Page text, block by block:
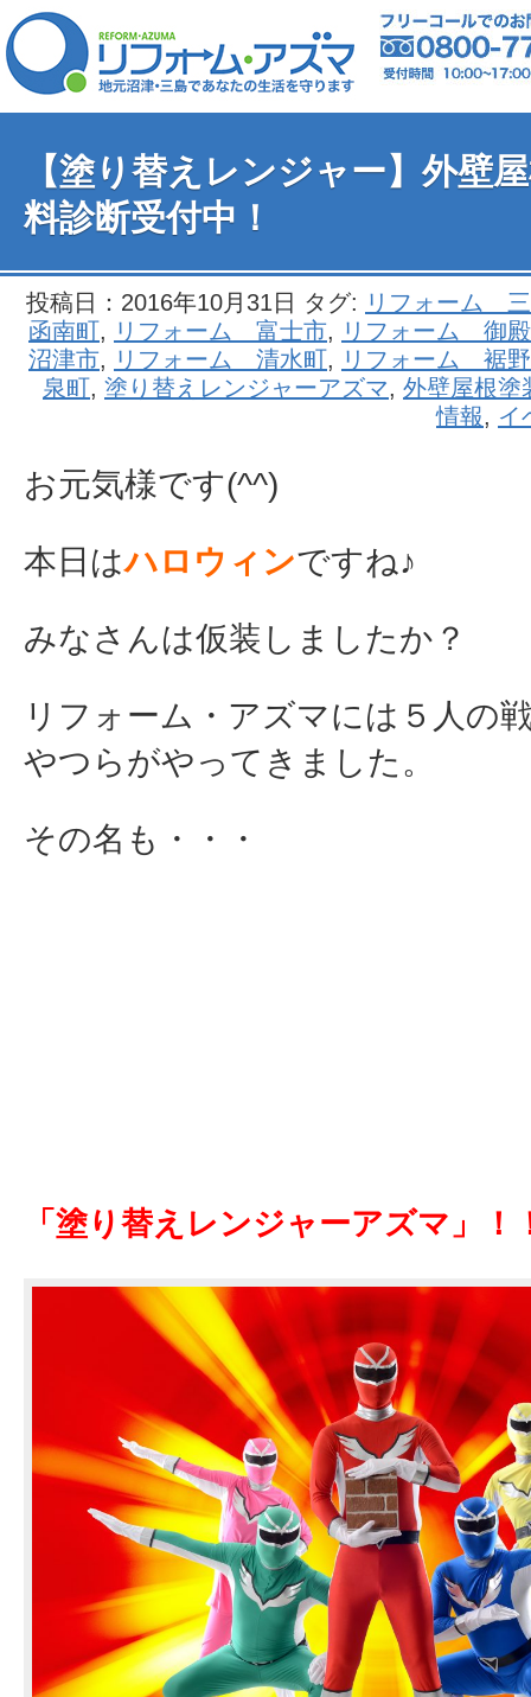
【塗り替えレンジャー】外壁
料診断受付中！
投稿日：2016年10月31日 タグ: リフォーム
函南町, リフォーム 富士市, リフォーム 御
沼津市, リフォーム 清水町, リフォーム 裾
泉町, 塗り替えレンジャーアズマ, 外壁屋根塗
情報, イ
お元気様です(^^)
本日はハロウィンですね♪
みなさんは仮装しましたか？
リフォーム・アズマには５人の
やつらがやってきました。
その名も・・・
「塗り替えレンジャーアズマ」！